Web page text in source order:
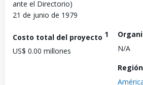
ante el Directorio)
21 de junio de 1979
Costo total del proyecto 1
US$ 0.00 millones
N/A
Región